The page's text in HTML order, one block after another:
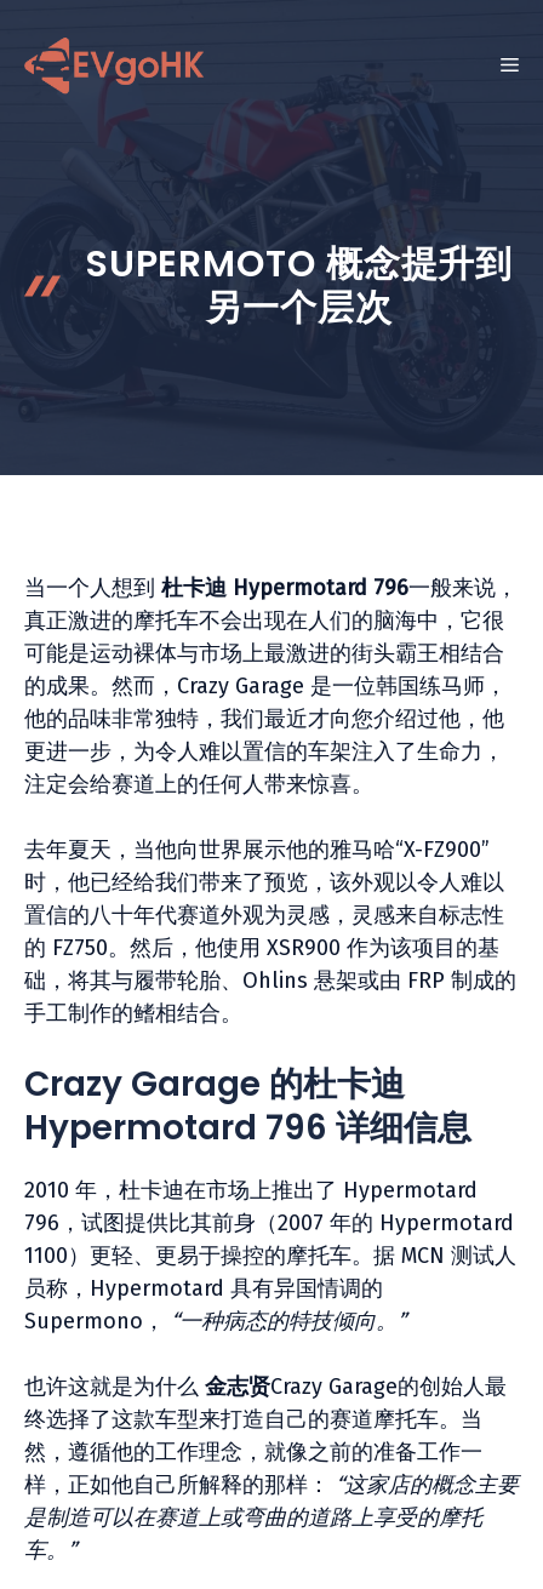
菜
SUPERMOTO 概念提升到
另一个层次
当一个人想到 杜卡迪 Hypermotard 796一般来说，
真正激进的摩托车不会出现在人们的脑海中，它很
可能是运动裸体与市场上最激进的街头霸王相结合
的成果。然而，Crazy Garage 是一位韩国练马师，
他的品味非常独特，我们最近才向您介绍过他，他
更进一步，为令人难以置信的车架注入了生命力，
注定会给赛道上的任何人带来惊喜。
去年夏天，当他向世界展示他的雅马哈“X-FZ900”
时，他已经给我们带来了预览，该外观以令人难以
置信的八十年代赛道外观为灵感，灵感来自标志性
的 FZ750。然后，他使用 XSR900 作为该项目的基
础，将其与履带轮胎、Ohlins 悬架或由 FRP 制成的
手工制作的鳍相结合。
Crazy Garage 的杜卡迪
Hypermotard 796 详细信息
2010 年，杜卡迪在市场上推出了 Hypermotard
796，试图提供比其前身（2007 年的 Hypermotard
1100）更轻、更易于操控的摩托车。据 MCN 测试人
员称，Hypermotard 具有异国情调的
Supermono，
“一种病态的特技倾向。”
也许这就是为什么 金志贤Crazy Garage的创始人最
终选择了这款车型来打造自己的赛道摩托车。当
然，遵循他的工作理念，就像之前的准备工作一
样，正如他自己所解释的那样：
“这家店的概念主要
是制造可以在赛道上或弯曲的道路上享受的摩托
车。”